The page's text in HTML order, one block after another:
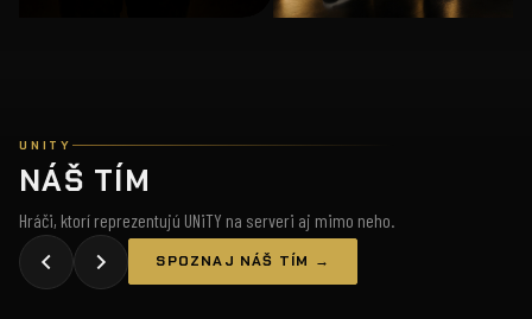
UNITY
NÁŠ TÍM
Hráči, ktorí reprezentujú UNiTY na serveri aj mimo neho.
SPOZNAJ NÁŠ TÍM →